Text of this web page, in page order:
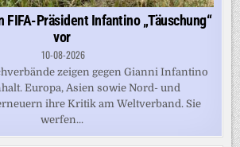
FIFA-Präsident Infantino „Täuschung“
vor
10-08-2026
zeigen gegen Gianni Infantino
Europa, Asien sowie Nord- und
ihre Kritik am Weltverband. Sie
werfen...